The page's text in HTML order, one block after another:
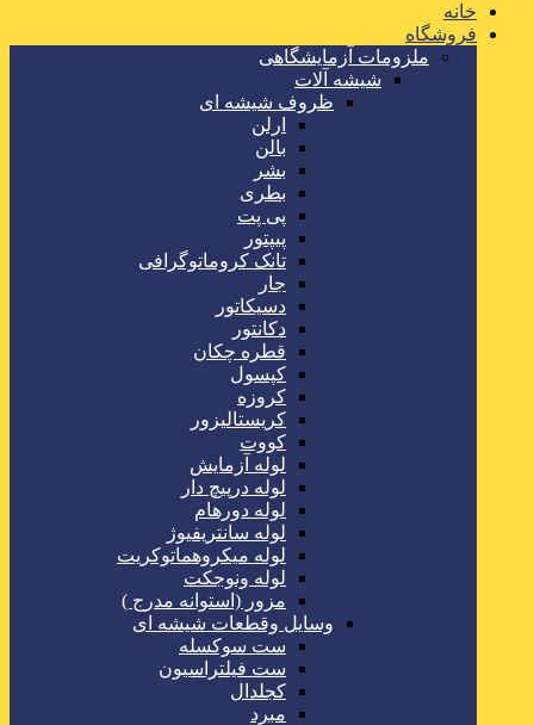
خانه
فروشگاه
ملزومات آزمایشگاهی
شیشه آلات
ظروف شیشه ای
ارلن
بالن
بشر
بطری
پی پت
پیپتور
تانک کروماتوگرافی
جار
دسیکاتور
دکانتور
قطره چکان
کپسول
کروزه
کریستالیزور
کووت
لوله آزمایش
لوله درپیچ دار
لوله دورهام
لوله سانتریفیوژ
لوله میکروهماتوکریت
لوله ونوجکت
مزور (استوانه مدرج )
وسایل وقطعات شیشه ای
ست سوکسله
ست فیلتراسیون
کجلدال
مبرد